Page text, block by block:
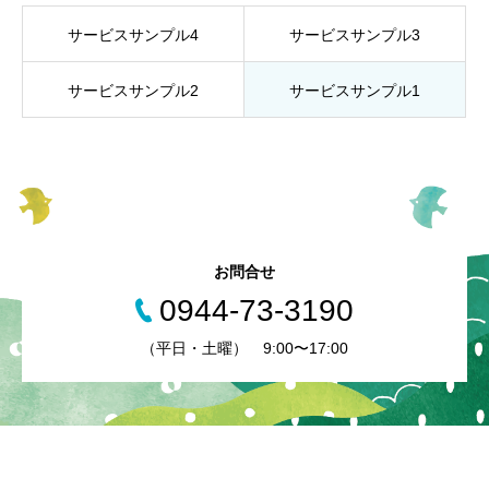
サービスサンプル4 サービスサンプル3
サービスサンプル2 サービスサンプル1
お問合せ
0944-73-3190
（平日・土曜） 9:00〜17:00